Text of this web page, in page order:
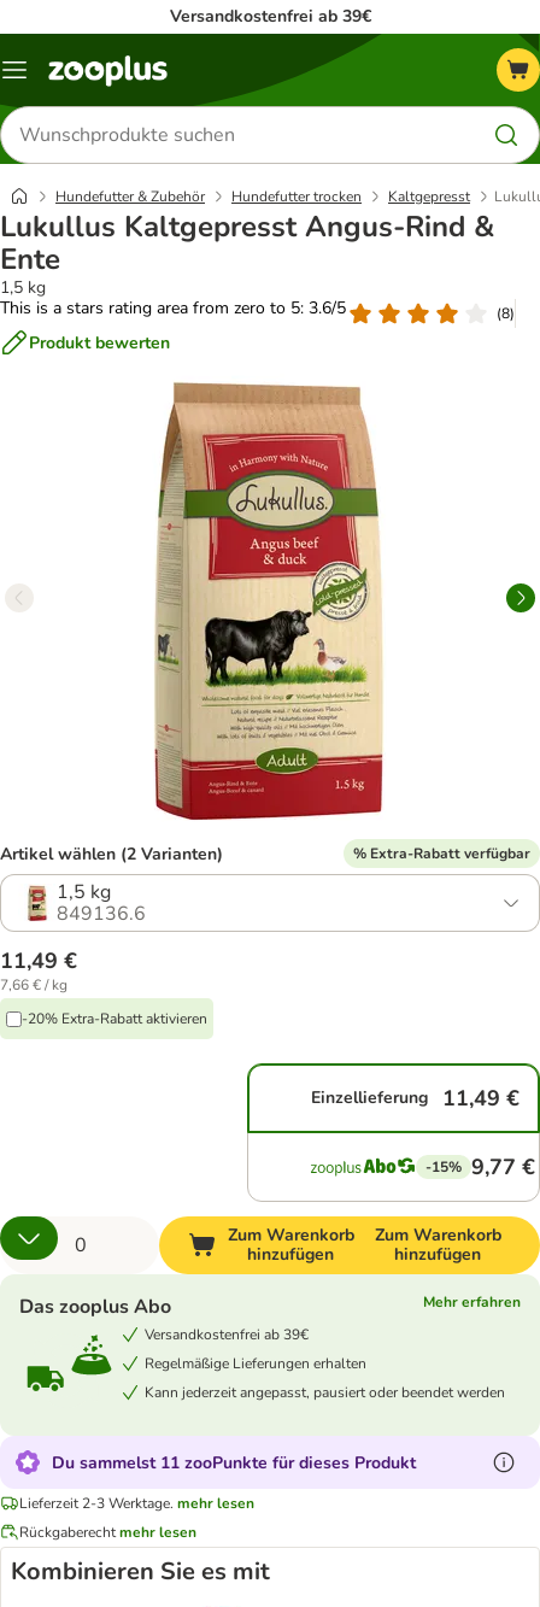
Versandkostenfrei ab 39€
Menü
Produkte
suchen
Hundefutter & Zubehör Hundefutter trocken Kaltgepresst
Lukullus Kaltgepresst Angus-Rind &
Ente
1,5 kg
This is a stars rating area from zero to 5: 3.6/5
(8)
Produkt bewerten
Artikel wählen (2 Varianten) % Extra-Rabatt verfügbar
1,5 kg
849136.6
11,49 €
7,66 € / kg
-20% Extra-Rabatt aktivieren
Einzellieferung 11,49 €
-15% 9,77 €
Zum Warenkorb
hinzufügen
Zum Warenkorb
hinzufügen
Das zooplus Abo
Mehr erfahren
Versandkostenfrei ab 39€
Regelmäßige Lieferungen erhalten
Kann jederzeit angepasst, pausiert oder beendet werden
Du sammelst 11 zooPunkte für dieses Produkt
Lieferzeit 2-3 Werktage. mehr lesen
Rückgaberechtmehr lesen
Kombinieren Sie es mit